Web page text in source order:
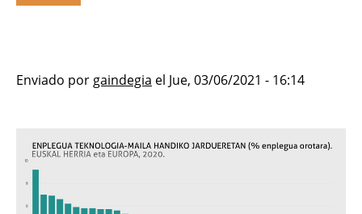
Enviado por gaindegia el Jue, 03/06/2021 - 16:14